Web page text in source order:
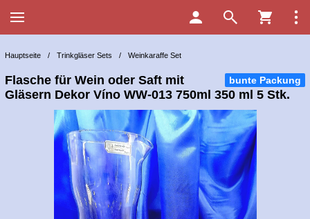
Hauptseite / Trinkgläser Sets / Weinkaraffe Set
bunte Packung
Flasche für Wein oder Saft mit
Gläsern Dekor Víno WW-013 750ml 350 ml 5 Stk.